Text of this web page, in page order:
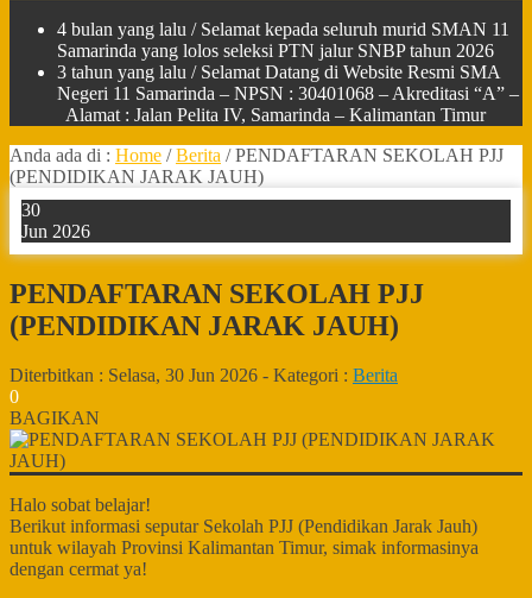
4 bulan yang lalu / Selamat kepada seluruh murid SMAN 11
Samarinda yang lolos seleksi PTN jalur SNBP tahun 2026
3 tahun yang lalu / Selamat Datang di Website Resmi SMA
Negeri 11 Samarinda – NPSN : 30401068 – Akreditasi “A” –
Alamat : Jalan Pelita IV, Samarinda – Kalimantan Timur
Anda ada di : Home /Berita /PENDAFTARAN SEKOLAH PJJ
(PENDIDIKAN JARAK JAUH)
30
Jun 2026
PENDAFTARAN SEKOLAH PJJ
(PENDIDIKAN JARAK JAUH)
Diterbitkan : Selasa, 30 Jun 2026 - Kategori : Berita
0
BAGIKAN
Halo sobat belajar!
Berikut informasi seputar Sekolah PJJ (Pendidikan Jarak Jauh)
untuk wilayah Provinsi Kalimantan Timur, simak informasinya
dengan cermat ya!